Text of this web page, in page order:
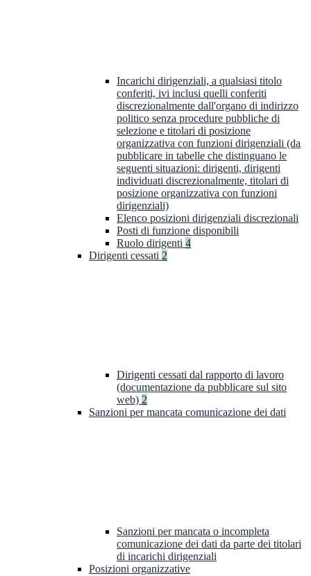
Incarichi dirigenziali, a qualsiasi titolo
conferiti, ivi inclusi quelli conferiti
discrezionalmente dall'organo di indirizzo
politico senza procedure pubbliche di
selezione e titolari di posizione
organizzativa con funzioni dirigenziali (da
pubblicare in tabelle che distinguano le
seguenti situazioni: dirigenti, dirigenti
individuati discrezionalmente, titolari di
posizione organizzativa con funzioni
dirigenziali)
Elenco posizioni dirigenziali discrezionali
Posti di funzione disponibili
Ruolo dirigenti 4
Dirigenti cessati 2
Dirigenti cessati dal rapporto di lavoro
(documentazione da pubblicare sul sito
web) 2
Sanzioni per mancata comunicazione dei dati
Sanzioni per mancata o incompleta
comunicazione dei dati da parte dei titolari
di incarichi dirigenziali
Posizioni organizzative